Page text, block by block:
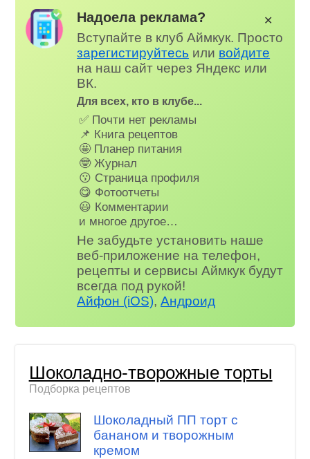
Надоела реклама?
Вступайте в клуб Аймкук. Просто
зарегистируйтесь или войдите
на наш сайт через Яндекс или
ВК.
Для всех, кто в клубе...
✅ Почти нет рекламы
📌 Книга рецептов
🤩 Планер питания
🤓 Журнал
😗 Страница профиля
😋 Фотоотчеты
😃 Комментарии
и многое другое…
Не забудьте установить наше
веб-приложение на телефон,
рецепты и сервисы Аймкук будут
всегда под рукой!
Айфон (iOS),Андроид
✕
Шоколадно-творожные торты
Подборка рецептов
Шоколадный ПП торт с
бананом и творожным
кремом